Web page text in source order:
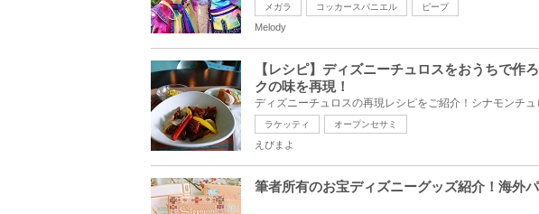
メガラ コッカースパニエル ピープ
Melody
【レシピ】ディズニーチュロスをおうちで作
クの味を再現！
ラケッティ オープンセサミ
えびまよ
筆者所有のお宝ディズニーグッズ紹介！海外